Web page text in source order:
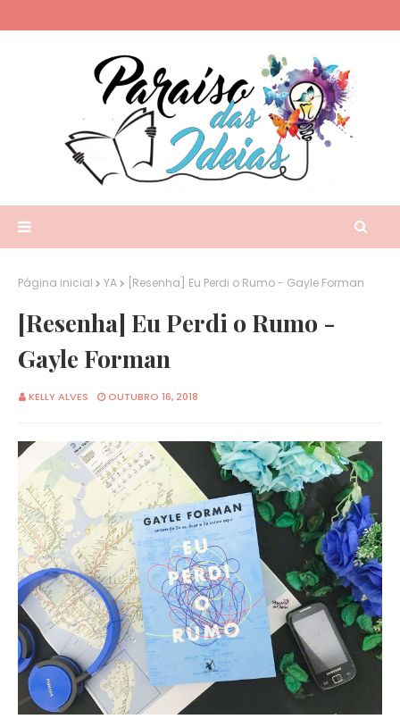
Página inicial YA [Resenha] Eu Perdi o Rumo - Gayle Forman
[Resenha] Eu Perdi o Rumo -
Gayle Forman
KELLY ALVES OUTUBRO 16, 2018